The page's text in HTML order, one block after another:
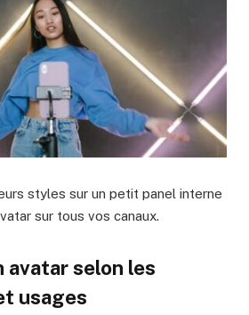
styles sur un petit panel interne
sur tous vos canaux.
avatar selon les
usages